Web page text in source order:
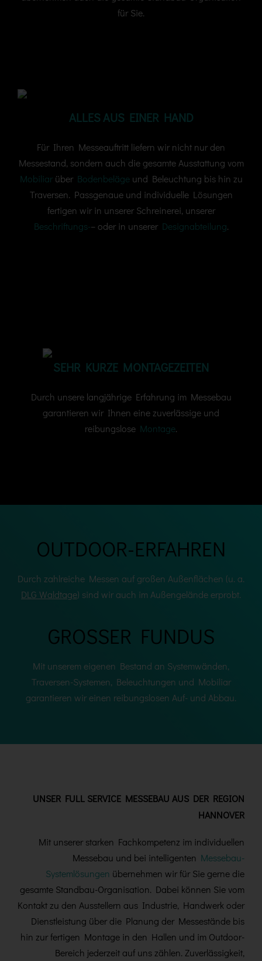
für Sie.
ALLES AUS EINER HAND
Für Ihren Messeauftritt liefern wir nicht nur den
Messestand, sondern auch die gesamte Ausstattung vom
Mobiliarüber Bodenbelägeund Beleuchtung bis hin zu
Traversen. Passgenaue und individuelle Lösungen
fertigen wir in unserer Schreinerei, unserer
Beschriftungs-– oder in unserer Designabteilung.
SEHR KURZE MONTAGEZEITEN
Durch unsere langjährige Erfahrung im Messebau
garantieren wir Ihnen eine zuverlässige und
reibungslose Montage.
OUTDOOR-ERFAHREN
Durch zahlreiche Messen auf großen Außenflächen (u. a.
DLG Waldtage) sind wir auch im Außengelände erprobt.
GROSSER FUNDUS
Mit unserem eigenen Bestand an Systemwänden,
Traversen-Systemen, Beleuchtungen und Mobiliar
garantieren wir einen reibungslosen Auf- und Abbau.
UNSER FULL SERVICE MESSEBAU AUS DER REGION
HANNOVER
Mit unserer starken Fachkompetenz im individuellen
Messebau und bei intelligenten Messebau-
Systemlösungen übernehmen wir für Sie gerne die
gesamte Standbau-Organisation. Dabei können Sie vom
Kontakt zu den Ausstellern aus Industrie, Handwerk oder
Dienstleistung über die Planung der Messestände bis
hin zur fertigen Montage in den Hallen und im Outdoor-
Bereich jederzeit auf uns zählen. Zuverlässigkeit,